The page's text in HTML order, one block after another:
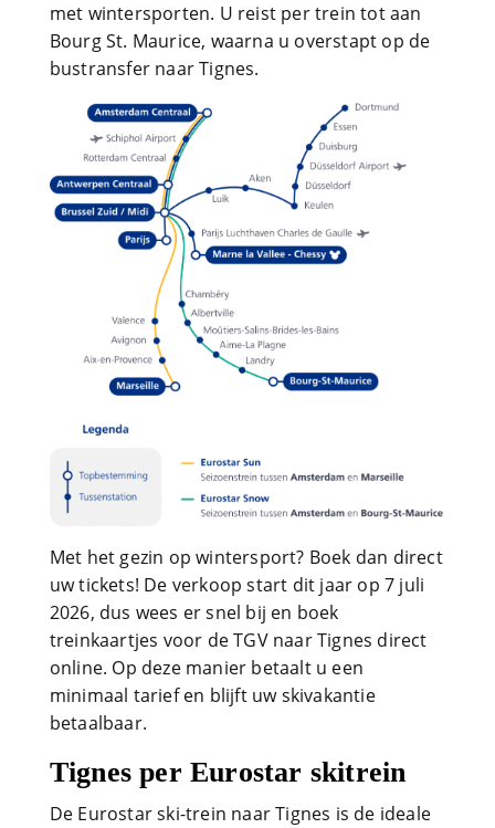
met wintersporten. U reist per trein tot aan
Bourg St. Maurice, waarna u overstapt op de
bustransfer naar Tignes.
Met het gezin op wintersport? Boek dan direct
uw tickets! De verkoop start dit jaar op 7 juli
2026, dus wees er snel bij en boek
treinkaartjes voor de TGV naar Tignes direct
online. Op deze manier betaalt u een
minimaal tarief en blijft uw skivakantie
betaalbaar.
Tignes per Eurostar skitrein
De Eurostar ski-trein naar Tignes is de ideale